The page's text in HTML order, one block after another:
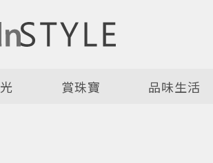
賞珠寶 品味生活